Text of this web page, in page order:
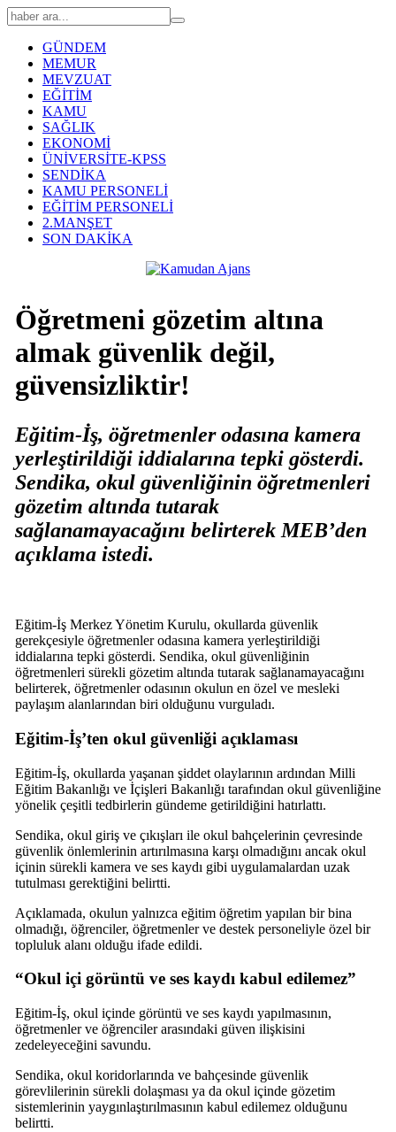
GÜNDEM
MEMUR
MEVZUAT
EĞİTİM
KAMU
SAĞLIK
EKONOMİ
ÜNİVERSİTE-KPSS
SENDİKA
KAMU PERSONELİ
EĞİTİM PERSONELİ
2.MANŞET
SON DAKİKA
Öğretmeni gözetim altına
almak güvenlik değil,
güvensizliktir!
Eğitim-İş, öğretmenler odasına kamera
yerleştirildiği iddialarına tepki gösterdi.
Sendika, okul güvenliğinin öğretmenleri
gözetim altında tutarak
sağlanamayacağını belirterek MEB’den
açıklama istedi.
Eğitim-İş Merkez Yönetim Kurulu, okullarda güvenlik
gerekçesiyle öğretmenler odasına kamera yerleştirildiği
iddialarına tepki gösterdi. Sendika, okul güvenliğinin
öğretmenleri sürekli gözetim altında tutarak sağlanamayacağını
belirterek, öğretmenler odasının okulun en özel ve mesleki
paylaşım alanlarından biri olduğunu vurguladı.
Eğitim-İş’ten okul güvenliği açıklaması
Eğitim-İş, okullarda yaşanan şiddet olaylarının ardından Milli
Eğitim Bakanlığı ve İçişleri Bakanlığı tarafından okul güvenliğine
yönelik çeşitli tedbirlerin gündeme getirildiğini hatırlattı.
Sendika, okul giriş ve çıkışları ile okul bahçelerinin çevresinde
güvenlik önlemlerinin artırılmasına karşı olmadığını ancak okul
içinin sürekli kamera ve ses kaydı gibi uygulamalardan uzak
tutulması gerektiğini belirtti.
Açıklamada, okulun yalnızca eğitim öğretim yapılan bir bina
olmadığı, öğrenciler, öğretmenler ve destek personeliyle özel bir
topluluk alanı olduğu ifade edildi.
“Okul içi görüntü ve ses kaydı kabul edilemez”
Eğitim-İş, okul içinde görüntü ve ses kaydı yapılmasının,
öğretmenler ve öğrenciler arasındaki güven ilişkisini
zedeleyeceğini savundu.
Sendika, okul koridorlarında ve bahçesinde güvenlik
görevlilerinin sürekli dolaşması ya da okul içinde gözetim
sistemlerinin yaygınlaştırılmasının kabul edilemez olduğunu
belirtti.